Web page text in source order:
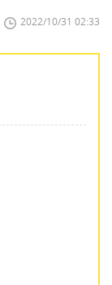
2022/10/31 02:33